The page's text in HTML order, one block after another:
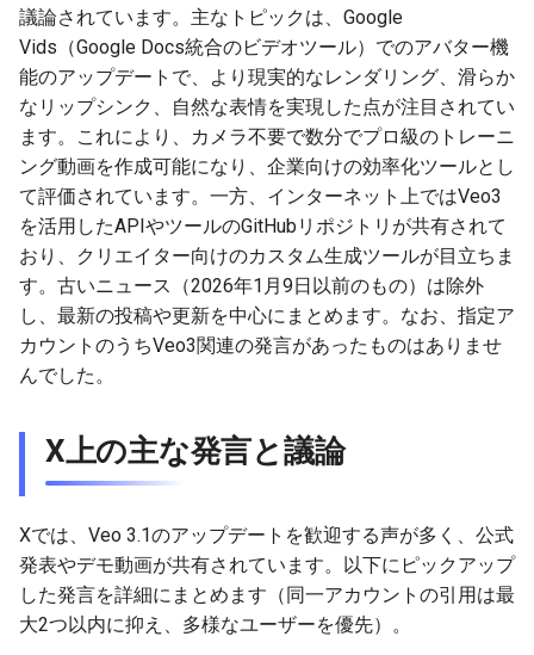
a
r
c
h
2026-07-08
2026-07-07
2026-07-06
2026-07-05
2026-07-04
2026-07-03
2026-07-01
2026-06-29
2026-06-28
2025-12-22
2025-12-21
2025-12-20
2025-12-19
2025-12-18
2025-12-17
2025-12-15
2025-12-13
2025-12-12
2026-07-08
2026-07-07
2026-07-06
2026-07-05
2026-07-04
2026-07-03
2026-07-01
2026-06-29
2026-06-28
2025-12-22
2025-12-21
2025-12-20
2025-12-19
2025-12-18
2025-12-17
2025-12-15
2025-12-13
2025-12-12
2026-05-03
2026-04-26
2026-04-19
2026-04-15
2026-05-10
2026-05-03
2026-04-26
2026-04-19
2026-04-12
2026-04-05
2026-03-22
2026-03-08
2026-03-01
2025-11-02
2025-10-26
2025-10-19
2025-10-12
2025-10-05
2025-10-02
2025-09-24
2025-09-19
2026-05-10
2026-05-03
2026-04-26
2026-04-19
2026-04-12
2026-04-05
2026-03-22
2026-03-08
2026-03-01
2026-05-10
2026-05-03
2026-04-26
2026-04-19
2026-04-12
2026-04-05
2026-03-22
2026-03-08
2026-03-01
2025-10-26
2025-10-19
2025-10-12
2025-10-05
2025-10-04
2026-07-08
2026-07-07
2026-07-05
2026-07-04
2026-07-03
2026-07-02
2026-06-30
2026-06-28
2026-06-26
2025-12-22
2025-12-21
2025-12-20
2025-12-19
2025-12-18
2025-12-17
2025-12-15
2025-12-13
2025-12-12
2026-05-10
2026-05-03
2026-04-26
2026-04-19
2026-04-12
2026-04-05
2026-03-22
2026-03-08
2026-03-01
2025-10-26
2025-10-19
2025-10-12
2025-10-05
2025-10-02
2025-09-27
2026-04-26
2026-04-19
2026-04-12
2026-04-07
2026-04-05
2026-03-29
2026-03-15
2026-03-01
2026-02-22
2025-12-22
2025-12-21
2025-12-20
2025-12-19
2025-12-18
2025-12-17
2025-12-16
2025-12-15
2025-12-14
2025-12-13
2025-12-12
2026-05-10
2026-05-03
2026-04-26
2026-04-19
2026-04-12
2026-04-05
2026-03-22
2026-03-08
2026-03-01
2026-07-07
2026-07-06
2026-07-05
2026-07-04
2026-07-03
2026-07-02
2026-06-30
2026-06-28
2026-06-27
2026-05-19
2026-05-18
2026-07-06
2026-07-05
2026-07-04
2026-07-02
2026-07-01
2026-06-30
2026-06-28
2026-06-24
2026-06-23
2026-05-10
2026-05-03
2026-04-26
2026-04-19
2026-04-12
2026-04-05
議論されています。主なトピックは、Google
Vids（Google Docs統合のビデオツール）でのアバター機
能のアップデートで、より現実的なレンダリング、滑らか
なリップシンク、自然な表情を実現した点が注目されてい
ます。これにより、カメラ不要で数分でプロ級のトレーニ
ング動画を作成可能になり、企業向けの効率化ツールとし
て評価されています。一方、インターネット上ではVeo3
を活用したAPIやツールのGitHubリポジトリが共有されて
おり、クリエイター向けのカスタム生成ツールが目立ちま
す。古いニュース（2026年1月9日以前のもの）は除外
し、最新の投稿や更新を中心にまとめます。なお、指定ア
カウントのうちVeo3関連の発言があったものはありませ
んでした。
X上の主な発言と議論
Xでは、Veo 3.1のアップデートを歓迎する声が多く、公式
発表やデモ動画が共有されています。以下にピックアップ
した発言を詳細にまとめます（同一アカウントの引用は最
大2つ以内に抑え、多様なユーザーを優先）。